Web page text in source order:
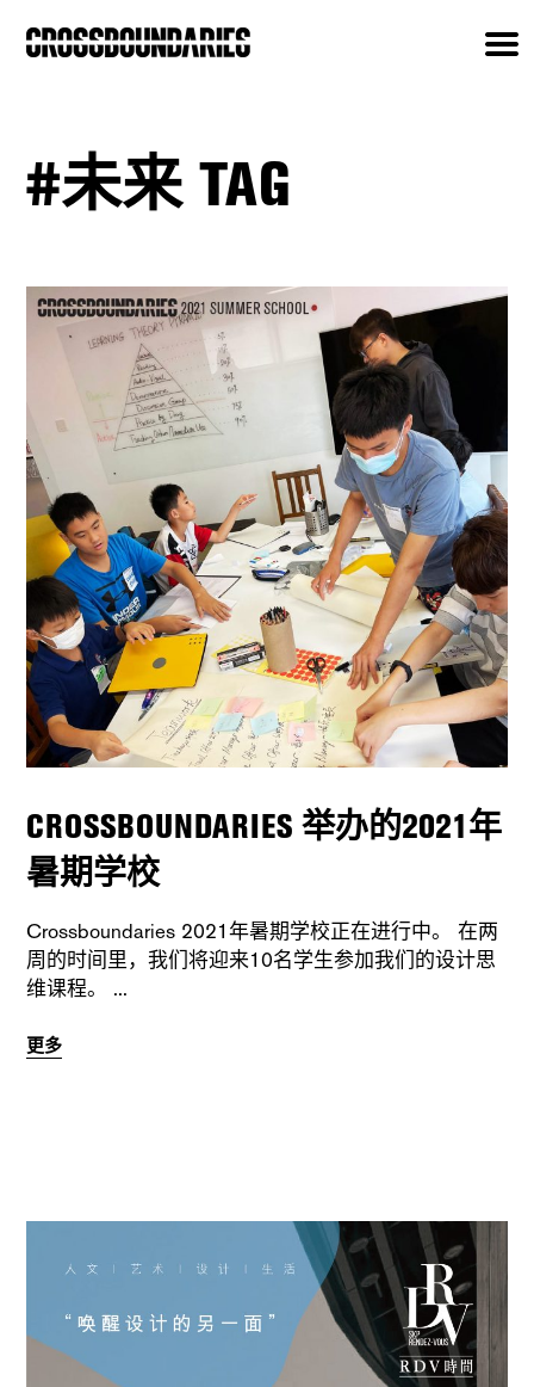
#未来 TAG
CROSSBOUNDARIES 举办的2021年
暑期学校
Crossboundaries 2021年暑期学校正在进行中。 在两
周的时间里，我们将迎来10名学生参加我们的设计思
维课程。
更多